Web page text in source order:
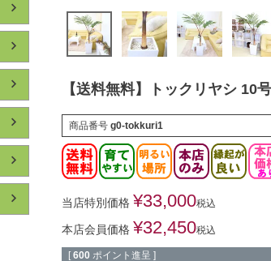
【送料無料】トックリヤシ 10
商品番号 g0-tokkuri1
当店特別価格 ¥33,000税込
本店会員価格 ¥32,450税込
[ 600 ポイント進呈 ]